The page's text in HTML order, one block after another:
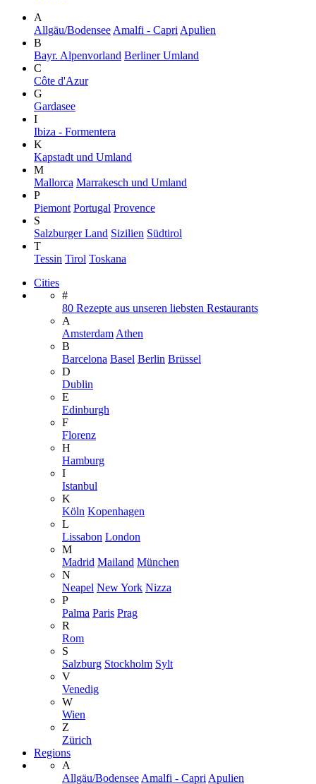
A
Allgäu/Bodensee Amalfi - Capri Apulien
B
Bayr. Alpenvorland Berliner Umland
C
Côte d'Azur
G
Gardasee
I
Ibiza - Formentera
K
Kapstadt und Umland
M
Mallorca Marrakesch und Umland
P
Piemont Portugal Provence
S
Salzburger Land Sizilien Südtirol
T
Tessin Tirol Toskana
Cities
#
80 Rezepte aus unseren liebsten Restaurants
A
Amsterdam Athen
B
Barcelona Basel Berlin Brüssel
D
Dublin
E
Edinburgh
F
Florenz
H
Hamburg
I
Istanbul
K
Köln Kopenhagen
L
Lissabon London
M
Madrid Mailand München
N
Neapel New York Nizza
P
Palma Paris Prag
R
Rom
S
Salzburg Stockholm Sylt
V
Venedig
W
Wien
Z
Zürich
Regions
A
Allgäu/Bodensee Amalfi - Capri Apulien